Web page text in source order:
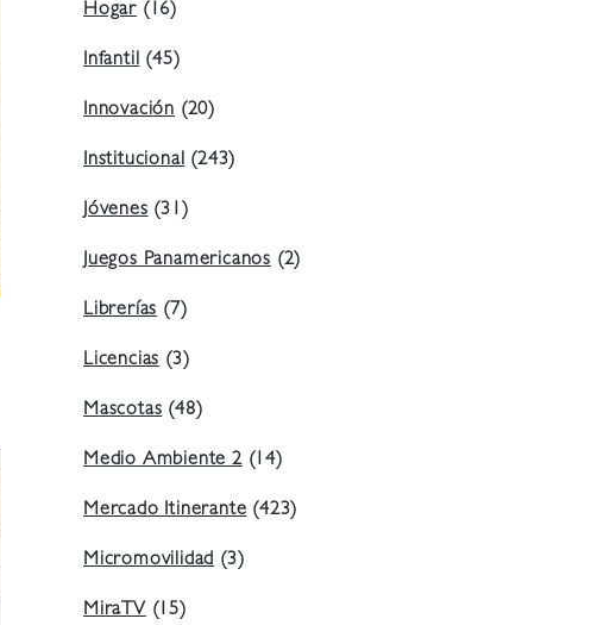
Hogar (16)
Infantil(45)
Innovación (20)
Institucional(243)
Jóvenes(31)
Juegos Panamericanos (2)
Librerías(7)
Licencias(3)
Mascotas(48)
Medio Ambiente 2(14)
Mercado Itinerante(423)
Micromovilidad(3)
MiraTV(15)